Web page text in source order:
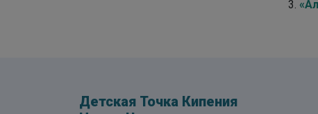
Детская Точка Кипения